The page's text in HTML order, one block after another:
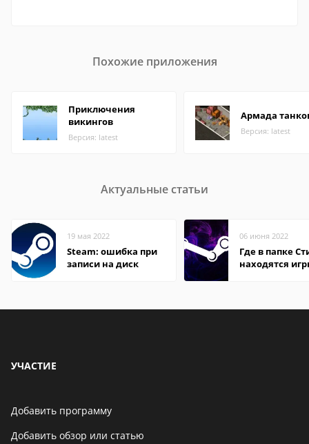
Похожие приложения
Приключения
викингов
Версия: latest
Армада
Версия: latest
Актуальные статьи
19 мая 2022
Steam: ошибка при
записи на диск
06 июня 2022
Где в папке
находятся
УЧАСТИЕ
Добавить программу
Добавить обзор или статью